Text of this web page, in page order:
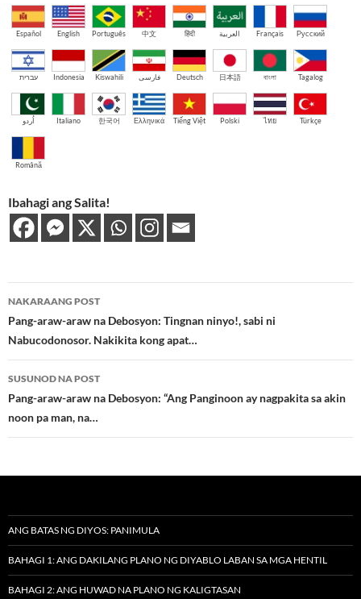
Español English Português 中文 हिंदी العربية Français Русский
עברית Indonesia Kiswahili فارسی Deutsch 日本語 বাংলা Tagalog
اُردو Italiano 한국어 Ελληνικά Tiếng Việt Polski ไทย Türkçe
Română
Ibahagi ang Salita!
Post
navigation
NAKARAANG POST
Pang-araw-araw na Debosyon: Tingnan ninyo!, sabi ni
Nabucodonosor. Nakikita kong apat…
SUSUNOD NA POST
Pang-araw-araw na Debosyon: “Ang Panginoon ay nagpakita sa akin
noon pa man, na…
ANG BATAS NG DIYOS: PANIMULA
BAHAGI 1: ANG DAKILANG PLANO NG DIYABLO LABAN SA MGA HENTIL
BAHAGI 2: ANG HUWAD NA PLANO NG KALIGTASAN